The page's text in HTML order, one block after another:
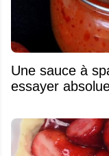
Une sauce à
essayer